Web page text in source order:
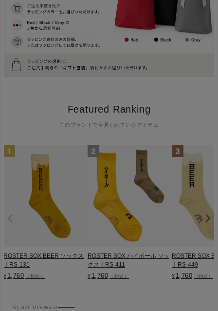
Featured Ranking
このブランドで今見られているアイテム
ROSTER SOX BEER ソックス
｜RS-131
¥ 1,760 （税込）
ROSTER SOX ハイボール ソッ
クス｜RS-411
¥ 1,760 （税込）
ROSTER SOX
｜RS-449
¥ 1,760 （税込）
ALSO VIEWED